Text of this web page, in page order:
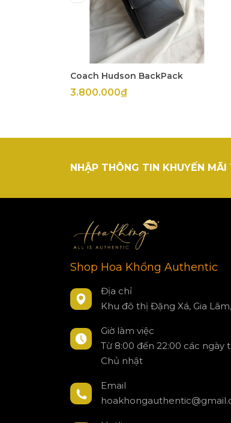
Coach Hudson BackPack
3.800.000₫
NHẬP THÔNG TIN KHUYẾN
Shop Hoa Khổng Authentic
Địa chỉ
Khu đô thị Đặng Xá, Gia
Giờ làm việc
Từ 8:00 đến 22:00 các ngày
Chủ nhật
Email